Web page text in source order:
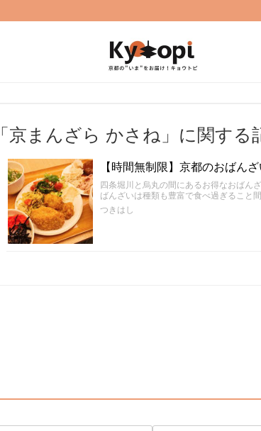
「京まんざら かさね」に関する
【時間無制限】京都のおばん
四条堀川と烏丸の間にあるお得なおばん
ばんざいは種類も豊富で食べ過ぎること
つきはし